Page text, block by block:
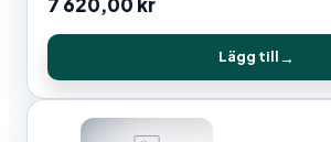
Lägg till